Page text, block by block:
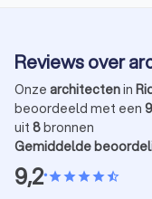
Reviews over
Onze architectenin
beoordeeld met een
uit 8bronnen
Gemiddelde
9,2•starstarstarstarstar_half